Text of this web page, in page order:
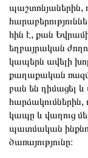
պաշտոնյաներին,
հին է, քան
եղբայրական
կապերն ավելի
քաղաքական
բան են դիմացել
հարձակումներին,
կապը և վաղուց
պատմական
ծառայությունը։